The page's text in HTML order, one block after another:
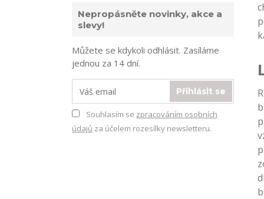
Nepropásněte novinky, akce a
slevy!
Můžete se kdykoli odhlásit. Zasíláme
jednou za 14 dní.
Přihlásit se
Souhlasím se zpracováním osobních
údajů za účelem rozesílky newsletteru.